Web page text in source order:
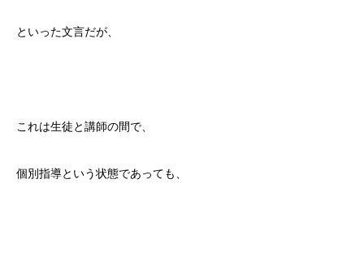
といった文言だが、
これは生徒と講師の間で、
個別指導という状態であっても、